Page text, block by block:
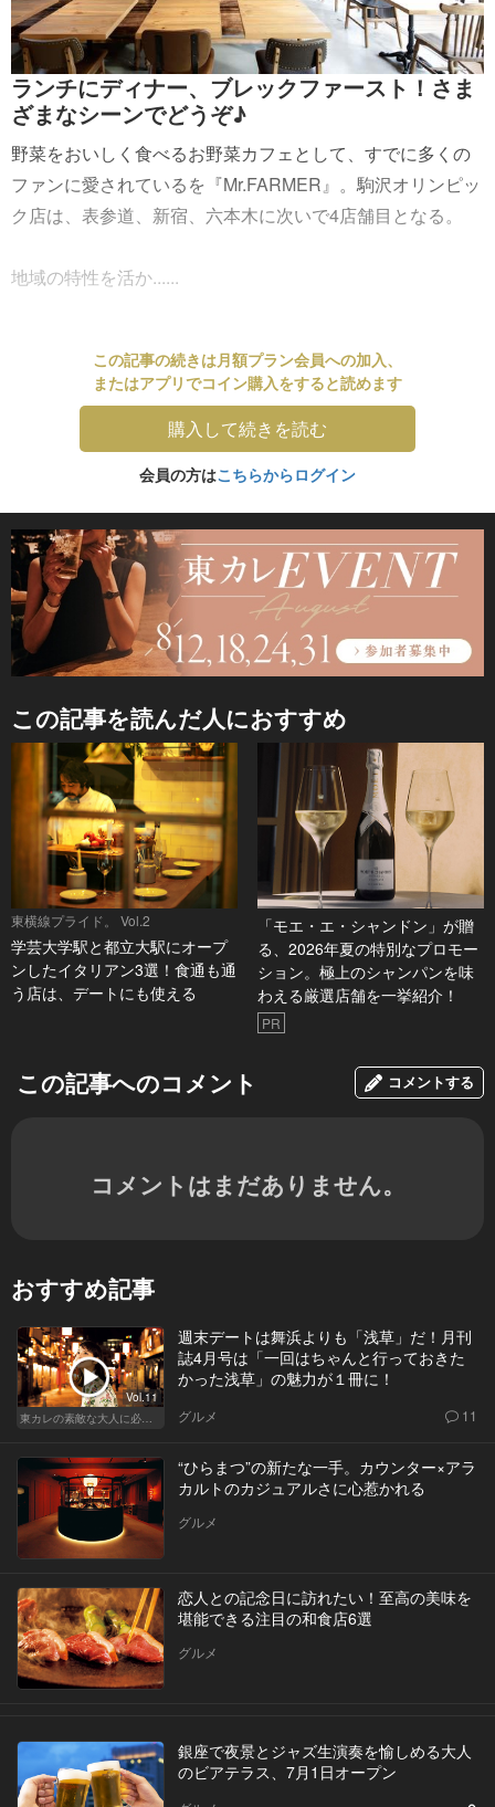
ランチにディナー、ブレックファースト！さま
ざまなシーンでどうぞ♪
野菜をおいしく食べるお野菜カフェとして、すでに多くの
ファンに愛されているを『Mr.FARMER』。駒沢オリンピッ
ク店は、表参道、新宿、六本木に次いで4店舗目となる。
地域の特性を活か......
この記事の続きは月額プラン会員への加入、
またはアプリでコイン購入をすると読めます
購入して続きを読む
会員の方はこちらからログイン
この記事を読んだ人におすすめ
東横線プライド。 Vol.2
学芸大学駅と都立大駅にオープ
ンしたイタリアン3選！食通も通
う店は、デートにも使える
「モエ・エ・シャンドン」が贈
る、2026年夏の特別なプロモー
ション。極上のシャンパンを味
わえる厳選店舗を一挙紹介！
PR
この記事へのコメント コメントする
コメントはまだありません。
おすすめ記事
Vol.11
東カレの素敵な大人に必要なこと
週末デートは舞浜よりも「浅草」だ！月刊
誌4月号は「一回はちゃんと行っておきた
かった浅草」の魅力が１冊に！
グルメ 11
“ひらまつ”の新たな一手。カウンター×アラ
カルトのカジュアルさに心惹かれる
グルメ
恋人との記念日に訪れたい！至高の美味を
堪能できる注目の和食店6選
グルメ
銀座で夜景とジャズ生演奏を愉しめる大人
のビアテラス、7月1日オープン